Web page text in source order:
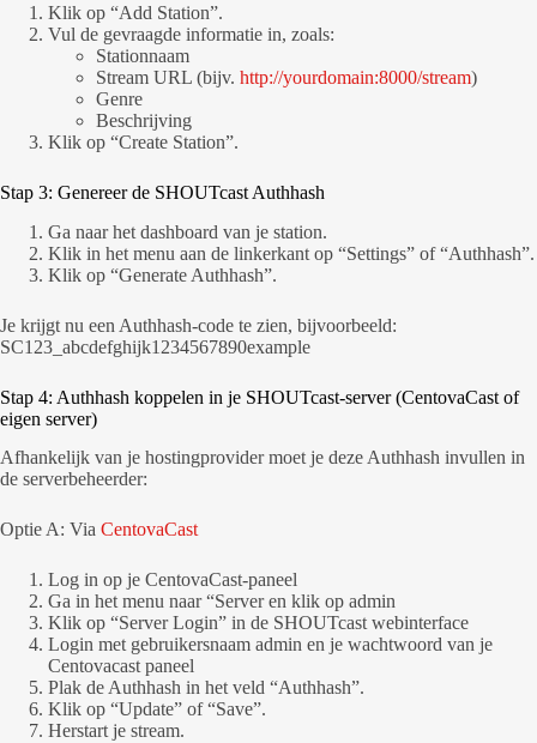
Klik op “Add Station”.
Vul de gevraagde informatie in, zoals:
Stationnaam
Stream URL (bijv. http://yourdomain:8000/stream)
Genre
Beschrijving
Klik op “Create Station”.
Stap 3: Genereer de SHOUTcast Authhash
Ga naar het dashboard van je station.
Klik in het menu aan de linkerkant op “Settings” of “Authhash”.
Klik op “Generate Authhash”.
Je krijgt nu een Authhash-code te zien, bijvoorbeeld:
SC123_abcdefghijk1234567890example
Stap 4: Authhash koppelen in je SHOUTcast-server (CentovaCast of
eigen server)
Afhankelijk van je hostingprovider moet je deze Authhash invullen in
de serverbeheerder:
Optie A: Via CentovaCast
Log in op je CentovaCast-paneel
Ga in het menu naar “Server en klik op admin
Klik op “Server Login” in de SHOUTcast webinterface
Login met gebruikersnaam admin en je wachtwoord van je
Centovacast paneel
Plak de Authhash in het veld “Authhash”.
Klik op “Update” of “Save”.
Herstart je stream.